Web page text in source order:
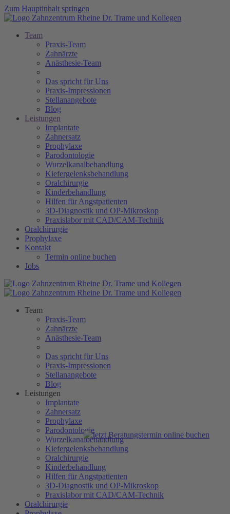
Zum Hauptinhalt springen
Team
Praxis-Team
Zahnärzte
Anästhesie-Team
Das spricht für Uns
Praxis-Impressionen
Stellanangebote
Blog
Leistungen
Implantate
Zahnersatz
Prophylaxe
Parodontologie
Wurzelkanalbehandlung
Kiefergelenksbehandlung
Oralchirurgie
Kinderbehandlung
Hilfen für Angstpatienten
3D-Diagnostik und OP-Mikroskop
Praxislabor mit CAD/CAM-Technik
Oralchirurgie
Prophylaxe
Kontakt
Termin online buchen
Jobs
Team
Praxis-Team
Zahnärzte
Anästhesie-Team
Das spricht für Uns
Praxis-Impressionen
Stellanangebote
Blog
Leistungen
Implantate
Zahnersatz
Prophylaxe
Parodontologie
Wurzelkanalbehandlung
Kiefergelenksbehandlung
Oralchirurgie
Kinderbehandlung
Hilfen für Angstpatienten
3D-Diagnostik und OP-Mikroskop
Praxislabor mit CAD/CAM-Technik
Oralchirurgie